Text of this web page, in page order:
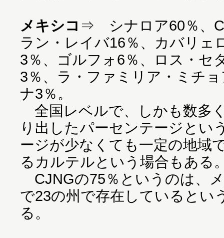
メキシコ ⇒ シナロア60％、
ラン・レイバ16％、カバリェ
3％、ゴルフォ6％、ロス・セ
3％、ラ・ファミリア・ミチ
ナ3％。
全国レベルで、しかも数多
り出したパーセンテージとい
ージが少なくても一定の地域
るカルテルという場合もある
CJNGの75％というのは、
で23の州で存在しているとい
る。